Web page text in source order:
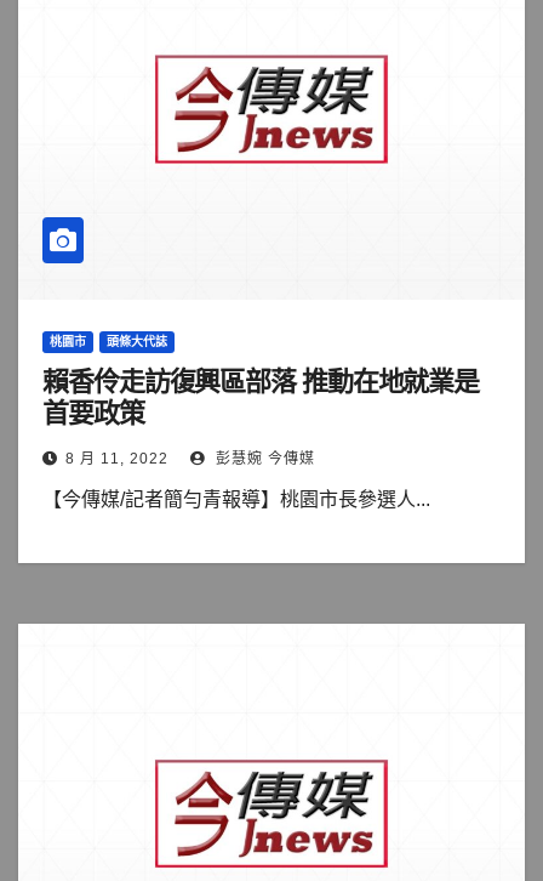
桃園市 頭條大代誌
賴香伶走訪復興區部落 推動在地就業是
首要政策
8 月 11, 2022 彭慧婉 今傳媒
【今傳媒/記者簡勻青報導】桃園市長參選人...